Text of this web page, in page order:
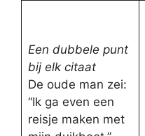
Een dubbele punt
bij elk citaat
De oude man zei:
“Ik ga even een
reisje maken met